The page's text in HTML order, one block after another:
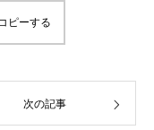
ピーする
次の記事